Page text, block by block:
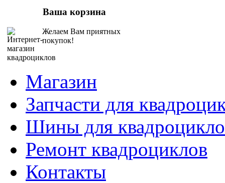
Ваша корзина
Желаем Вам приятных
покупок!
Магазин
Запчасти для
Шины для
Ремонт квадроциклов
Контакты